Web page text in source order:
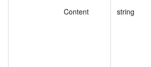
Content string